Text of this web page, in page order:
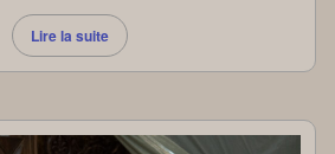
Lire la suite